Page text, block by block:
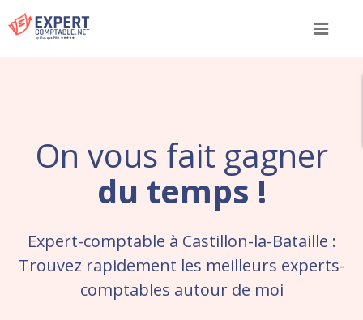
Menu
On vous fait gagner
du temps !
Expert-comptable à Castillon-la-Bataille :
Trouvez rapidement les meilleurs experts-
comptables autour de moi